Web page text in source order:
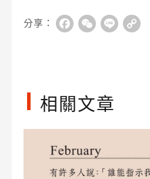
分享： FacebookWeChat
Line
相關文章